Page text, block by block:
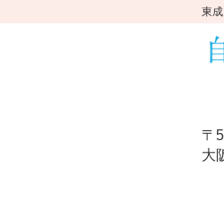
東
〒
大